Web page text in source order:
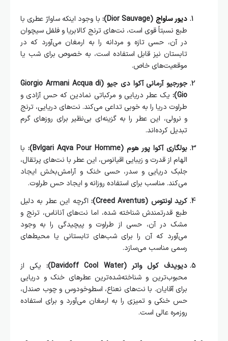
دیور ساواج (Dior Sauvage):
با وجود اینکه ساواژ عطری با
طبع نسبتاً قوی است، نت‌های ترنج کالابریا و فلفل سیچوان
در آن، حسی تازه و مردانه را به ارمغان می‌آورد که در
تابستان نیز قابل استفاده است، به خصوص برای شب یا
موقعیت‌های خاص.
جورجیو آرمانی آکوا دی جیو (Giorgio Armani Acqua di
Gio):
یک عطر دریایی و مرکباتی نمادین که حس آزادی و
طراوت دریا را به خوبی تداعی می‌کند. نت‌های دریایی، ترنج
و نرولی، این عطر را به گزینه‌ای بی‌نظیر برای روزهای گرم
تبدیل کرده‌اند.
بولگاری آکوا پور هوم (Bvlgari Aqva Pour Homme):
با
الهام از قدرت و زیبایی اقیانوس، این عطر با نت‌های پرتقال،
جلبک دریایی و سدر، حسی خنک و آرامش‌بخش ایجاد
می‌کند. مناسب برای استفاده روزانه و ایجاد حس طراوت.
کرید اونتوس (Creed Aventus):
اگرچه این عطر به دلیل
طبع قدرتمندش شناخته شده، اما نت‌های آناناس، ترنج و
مشک در آن، حسی از طراوت و پیچیدگی را به وجود
می‌آورد که آن را برای شب‌های تابستانی یا محیط‌های
رسمی مناسب می‌سازد.
دیویدف کول واتر (Davidoff Cool Water):
یکی از
محبوب‌ترین و شناخته‌شده‌ترین عطرهای خنک و دریایی
برای آقایان. با نت‌های نعناع، اسطوخودوس و چوب صندل،
حس خنکی و تمیزی را به ارمغان می‌آورد و برای استفاده
روزمره عالی است.